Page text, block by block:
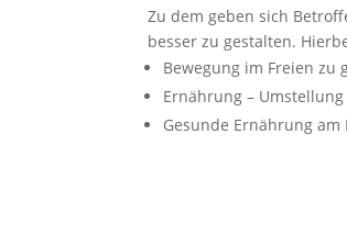
Zu dem geben sich
besser zu gestalten.
Bewegung im Freien zu
Ernährung – Umstellung
Gesunde Ernährung